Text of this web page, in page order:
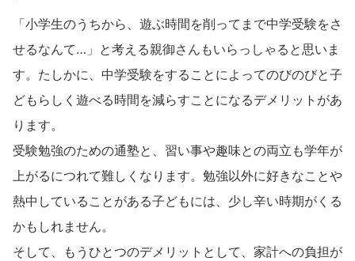
「小学生のうちから、遊ぶ時間を削ってまで中学受験をさ
せるなんて…」と考える親御さんもいらっしゃると思いま
す。たしかに、中学受験をすることによってのびのびと子
どもらしく遊べる時間を減らすことになるデメリットがあ
ります。
受験勉強のための通塾と、習い事や趣味との両立も学年が
上がるにつれて難しくなります。勉強以外に好きなことや
熱中していることがある子どもには、少し辛い時期がくる
かもしれません。
そして、もうひとつのデメリットとして、家計への負担が